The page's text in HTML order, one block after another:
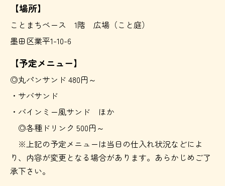
【場所】
ことまちベース 1階 広場（こと庭）
墨田区業平1-10-6
【予定メニュー】
◎丸パンサンド 480円～
・サバサンド
・バインミー風サンド ほか
◎各種ドリンク 500円～
※上記の予定メニューは当日の仕入れ状況などによ
り、内容が変更となる場合があります。あらかじめご了
承下さい。